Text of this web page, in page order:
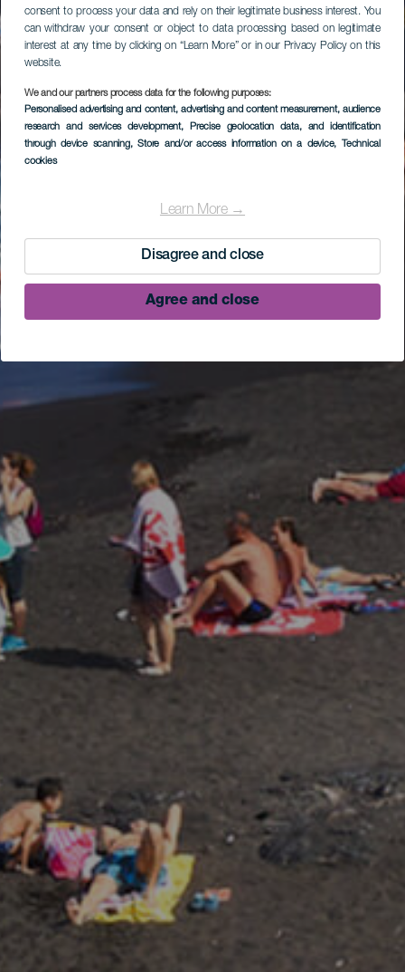
consent to process your data and rely on their legitimate business interest. You
can withdraw your consent or object to data processing based on legitimate
interest at any time by clicking on “Learn More” or in our Privacy Policy on this
website.
We and our partners process data for the following purposes:
Personalised advertising and content, advertising and content measurement, audience
research and services development, Precise geolocation data, and identification
through device scanning, Store and/or access information on a device, Technical
cookies
Learn More →
Disagree and close
Agree and close